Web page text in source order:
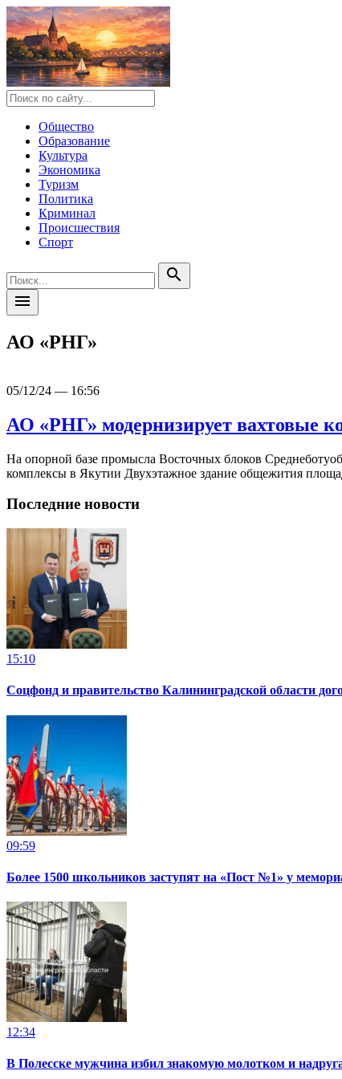
Общество
Образование
Культура
Экономика
Туризм
Политика
Криминал
Происшествия
Спорт
search
menu
АО «РНГ»
05/12/24 — 16:56
АО «РНГ» модернизирует вахтовые
На опорной базе промысла Восточных блоков
комплексы в Якутии Двухэтажное здание общежития
Последние новости
15:10
Соцфонд и правительство Калининградской области
09:59
Более 1500 школьников заступят на «Пост №1» у
12:34
В Полесске мужчина избил знакомую молотком и